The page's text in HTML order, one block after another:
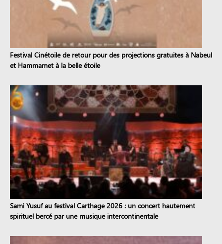
Festival Cinétoile de retour pour des projections gratuites à Nabeul
et Hammamet à la belle étoile
Sami Yusuf au festival Carthage 2026 : un concert hautement
spirituel bercé par une musique intercontinentale